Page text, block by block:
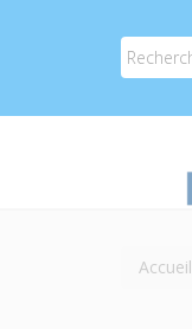
Accueil